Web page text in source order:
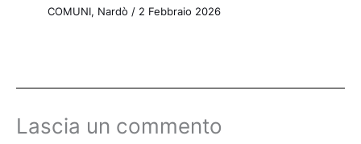
COMUNI, Nardò / 2 Febbraio 2026
Lascia un commento